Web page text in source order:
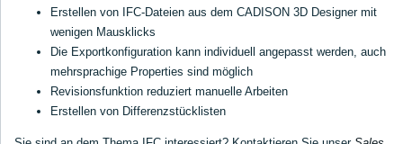
Erstellen von IFC-Dateien aus dem CADISON 3D Designer mit
wenigen Mausklicks
Die Exportkonfiguration kann individuell angepasst werden, auch
mehrsprachige Properties sind möglich
Revisionsfunktion reduziert manuelle Arbeiten
Erstellen von Differenzstücklisten